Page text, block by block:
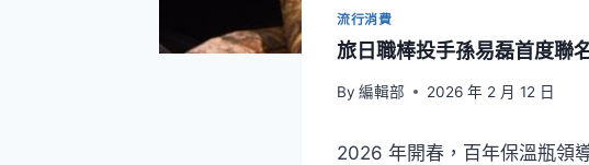
流行消費
旅日職棒投手孫易磊首度聯
By 編輯部 2026 年 2 月 12 日
2026 年開春，百年保溫瓶領